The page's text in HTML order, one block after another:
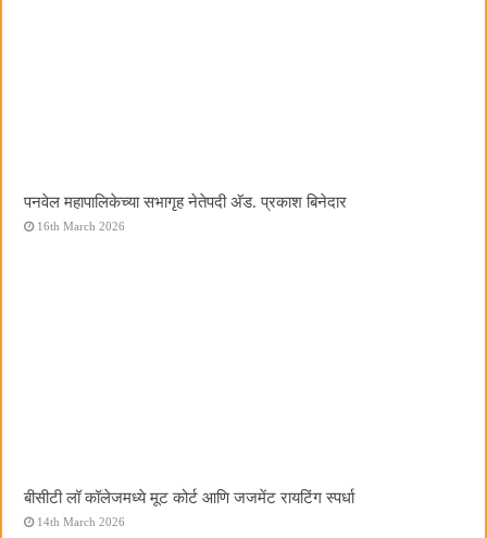
पनवेल महापालिकेच्या सभागृह नेतेपदी अ‍ॅड. प्रकाश बिनेदार
16th March 2026
बीसीटी लॉ कॉलेजमध्ये मूट कोर्ट आणि जजमेंट रायटिंग स्पर्धा
14th March 2026